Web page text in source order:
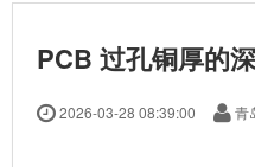
PCB 过孔铜厚的
2026-03-28 08:39:00 青